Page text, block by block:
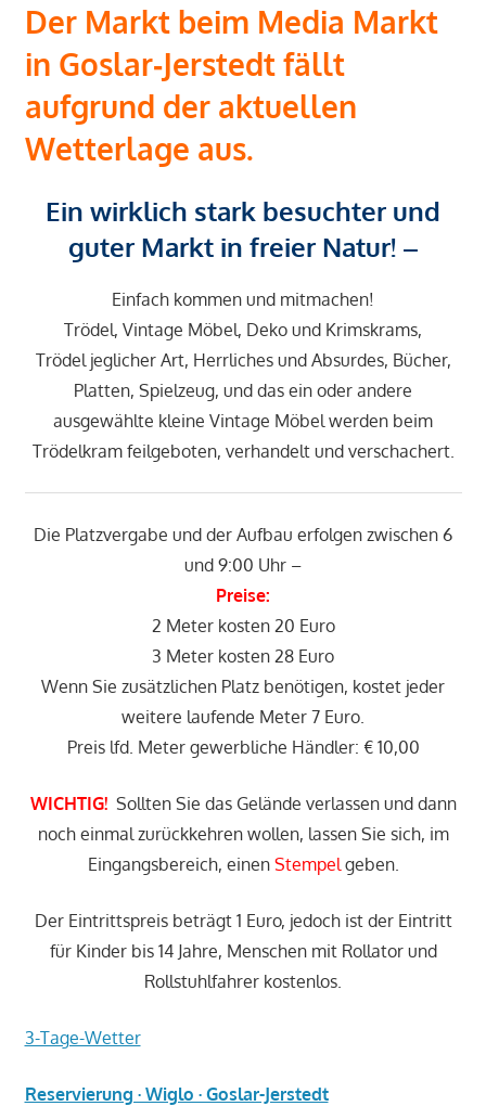
Der Markt beim Media Markt
in Goslar‑Jerstedtfällt
aufgrund der aktuellen
Wetterlage aus.
Ein wirklich stark besuchter und
guter Markt in freier Natur! –
Einfach kommen und mitmachen!
Trödel, Vintage Möbel, Deko und Krimskrams,
Trödel jeglicher Art, Herrliches und Absurdes, Bücher,
Platten, Spielzeug, und das ein oder andere
ausgewählte kleine Vintage Möbel werden beim
Trödelkram feilgeboten, verhandelt und verschachert.
Die Platzvergabe und der Aufbau erfolgen zwischen 6
und 9:00 Uhr –
Preise:
2 Meter kosten 20 Euro
3 Meter kosten 28 Euro
Wenn Sie zusätzlichen Platz benötigen, kostet jeder
weitere laufende Meter 7 Euro.
Preis lfd. Meter gewerbliche Händler: € 10,00
WICHTIG!Sollten Sie das Gelände verlassen und dann
noch einmal zurückkehren wollen, lassen Sie sich, im
Eingangsbereich, einen Stempel geben.
Der Eintrittspreis beträgt 1 Euro, jedoch ist der Eintritt
für Kinder bis 14 Jahre, Menschen mit Rollator und
Rollstuhlfahrer kostenlos.
3-Tage-Wetter
Reservierung · Wiglo · Goslar-Jerstedt